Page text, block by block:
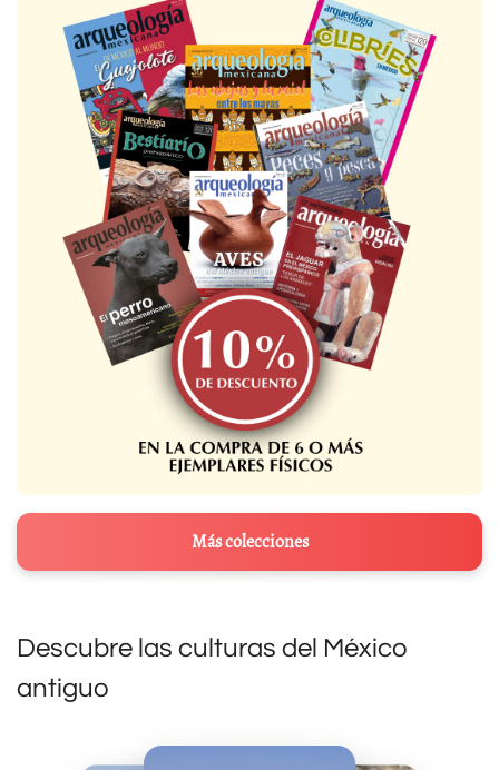
Más colecciones
Descubre las culturas del México
antiguo